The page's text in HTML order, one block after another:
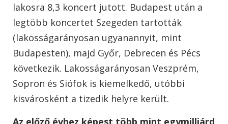
lakosra 8,3 koncert jutott. Budapest után a
legtöbb koncertet Szegeden tartották
(lakosságarányosan ugyanannyit, mint
Budapesten), majd Győr, Debrecen és Pécs
következik. Lakosságarányosan Veszprém,
Sopron és Siófok is kiemelkedő, utóbbi
kisvárosként a tizedik helyre került.
Az előző évhez képest több mint egymilliárd